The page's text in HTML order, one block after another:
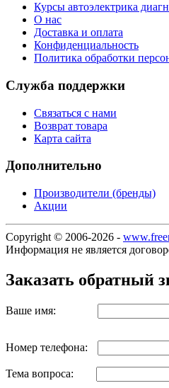
Курсы автоэлектрика
О нас
Доставка и оплата
Конфиденциальность
Политика обработки
Служба поддержки
Связаться с нами
Возврат товара
Карта сайта
Дополнительно
Производители (бренды)
Акции
Copyright © 2006-2026 -
Информация не является
Заказать обратный
Ваше имя:
Номер телефона:
Тема вопроса: